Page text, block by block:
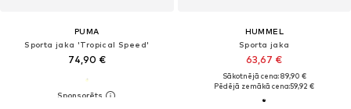
PUMA
Sporta jaka 'Tropical Speed'
74,90 €
HUMMEL
Sporta jaka
63,67 €
Sākotnējā cena: 89,90 €
Pēdējā zemākā cena:59,92 €